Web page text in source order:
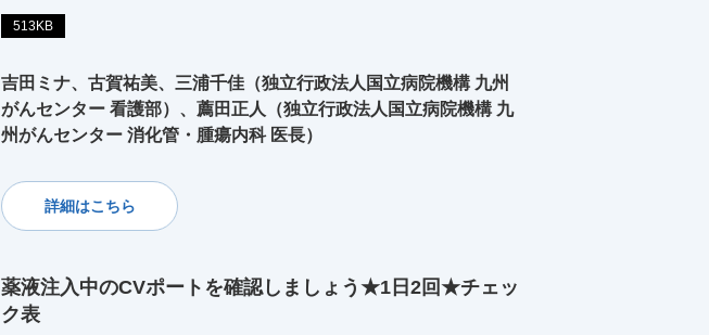
513KB
吉田ミナ、古賀祐美、三浦千佳（独立行政法人国立病院機構 九州
がんセンター 看護部）、薦田正人（独立行政法人国立病院機構 九
州がんセンター 消化管・腫瘍内科 医長）
詳細はこちら
薬液注入中のCVポートを確認しましょう★1日2回★チェッ
ク表